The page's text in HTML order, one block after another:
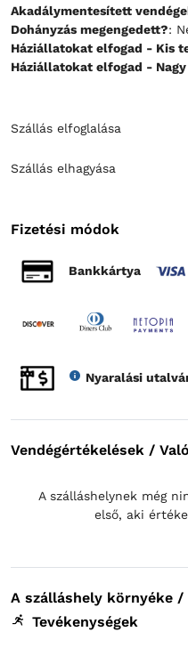
Akadálymentesített
Dohányzás megengedett?
:
Háziállatokat
Háziállatokat
Szállás elfoglalása
Szállás elhagyása
Fizetési módok
Bankkártya
Nyaralási
Vendégértékelések /
A szálláshelynek még
első, aki
A szálláshely környéke /
Tevékenységek